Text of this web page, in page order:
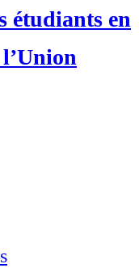
étudiants en